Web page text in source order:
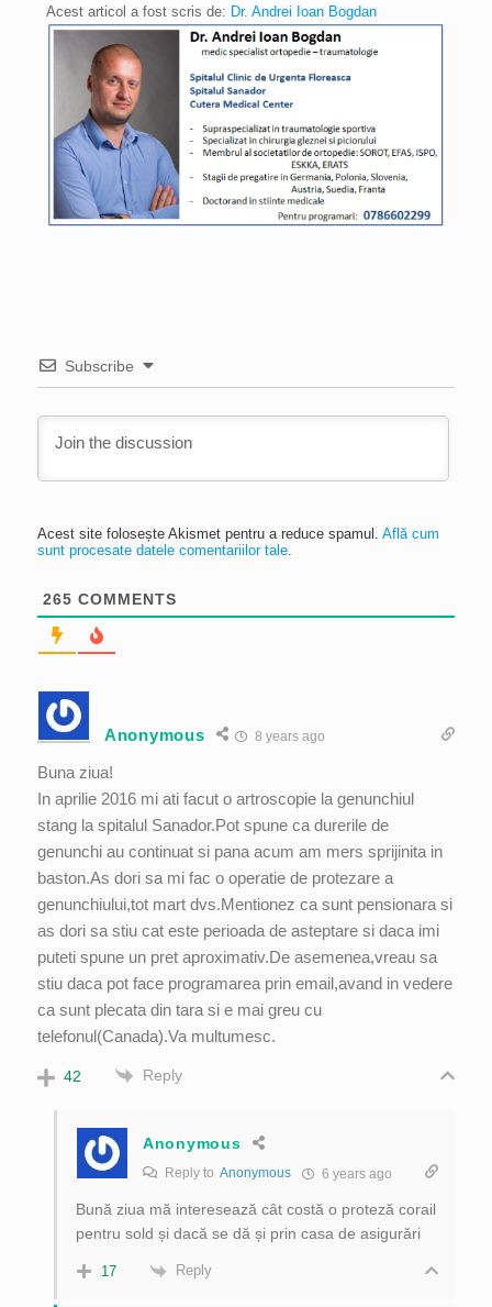
Acest articol a fost scris de: Dr. Andrei Ioan Bogdan
Subscribe
Acest site folosește Akismet pentru a reduce spamul. Află cum
sunt procesate datele comentariilor tale.
265 COMMENTS
Anonymous 8 years ago
Buna ziua!
In aprilie 2016 mi ati facut o artroscopie la genunchiul
stang la spitalul Sanador.Pot spune ca durerile de
genunchi au continuat si pana acum am mers sprijinita in
baston.As dori sa mi fac o operatie de protezare a
genunchiului,tot mart dvs.Mentionez ca sunt pensionara si
as dori sa stiu cat este perioada de asteptare si daca imi
puteti spune un pret aproximativ.De asemenea,vreau sa
stiu daca pot face programarea prin email,avand in vedere
ca sunt plecata din tara si e mai greu cu
telefonul(Canada).Va multumesc.
42 Reply
Anonymous
Reply to Anonymous 6 years ago
Bună ziua mă interesează cât costă o proteză corail
pentru sold și dacă se dă și prin casa de asigurări
17 Reply